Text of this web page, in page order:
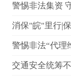
警惕非法集资
消保"皖"里行|
警惕非法“代理
交通安全统筹